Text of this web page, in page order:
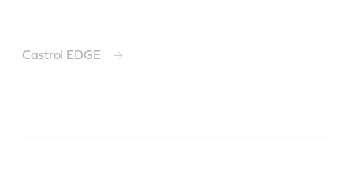
Castrol EDGE